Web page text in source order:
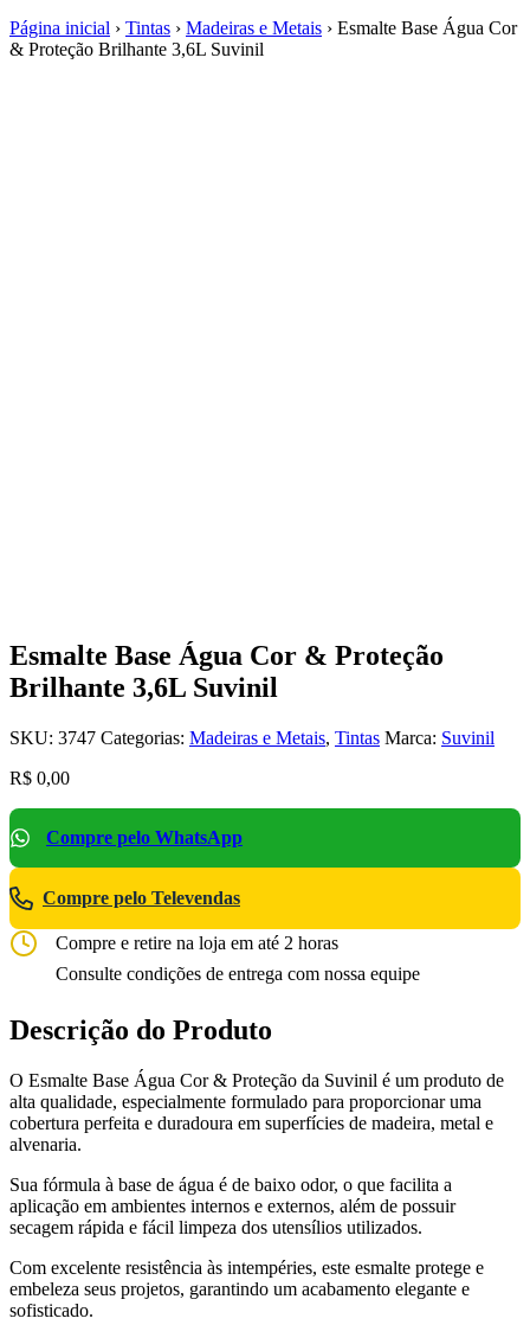
Página inicial › Tintas › Madeiras e Metais › Esmalte Base Água Cor
& Proteção Brilhante 3,6L Suvinil
Esmalte Base Água Cor & Proteção
Brilhante 3,6L Suvinil
SKU: 3747 Categorias: Madeiras e Metais, Tintas Marca: Suvinil
R$ 0,00
Compre pelo WhatsApp
Compre pelo Televendas
Compre e retire na loja em até 2 horas
Consulte condições de entrega com nossa equipe
Descrição do Produto
O Esmalte Base Água Cor & Proteção da Suvinil é um produto de
alta qualidade, especialmente formulado para proporcionar uma
cobertura perfeita e duradoura em superfícies de madeira, metal e
alvenaria.
Sua fórmula à base de água é de baixo odor, o que facilita a
aplicação em ambientes internos e externos, além de possuir
secagem rápida e fácil limpeza dos utensílios utilizados.
Com excelente resistência às intempéries, este esmalte protege e
embeleza seus projetos, garantindo um acabamento elegante e
sofisticado.